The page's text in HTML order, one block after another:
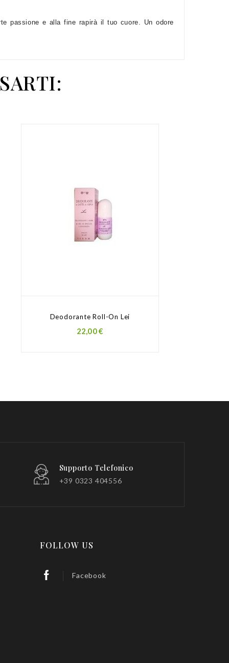
passione e alla fine rapirà il tuo cuore. Un odore
Deodorante Roll-On Lei
Prezzo
22,00 €
Supporto Telefonico
+39 0323 404556
FOLLOW US
Facebook